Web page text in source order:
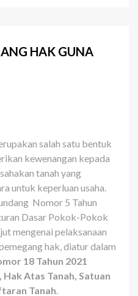
HAK GUNA
salah satu bentuk
kewenangan kepada
tanah yang
untuk keperluan usaha.
Nomor 5 Tahun
Dasar Pokok-Pokok
mengenai pelaksanaan
hak, diatur dalam
18 Tahun 2021
Atas Tanah, Satuan
Tanah.